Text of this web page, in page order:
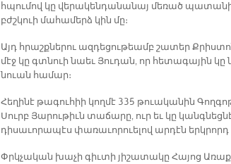
հպու­մով կը վե­րա­կեն­դա­նա­նայ մե­ռած պա­տա­նի
բժշկուի մա­հա­մերձ կին մը։
Այդ հրաշք­նե­րու ազ­դե­ցու­թեամբ շա­տեր
մէջ կը գտնուի նաեւ Յու­դան, որ հե­տա­գա­յին
նուան հա­մար։
Հե­ղի­նէ թա­գու­հիի կող­մէ 335 թուա­կա­նին
Սուրբ Յա­րու­թիւն տա­ճա­րը, ուր եւ կը
դի­սա­ւո­րա­պէս փա­ռա­ւո­րուե­լով ար­դէն
Փրկչա­կան խա­չի գիւ­տի յի­շա­տա­կը Հա­յոց